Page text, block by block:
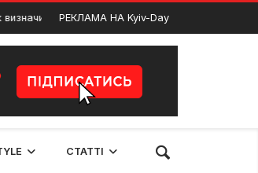
з вибором? 1 Березня, 2025
РЕКЛАМА НА Kyiv-Day
СТАТТІ